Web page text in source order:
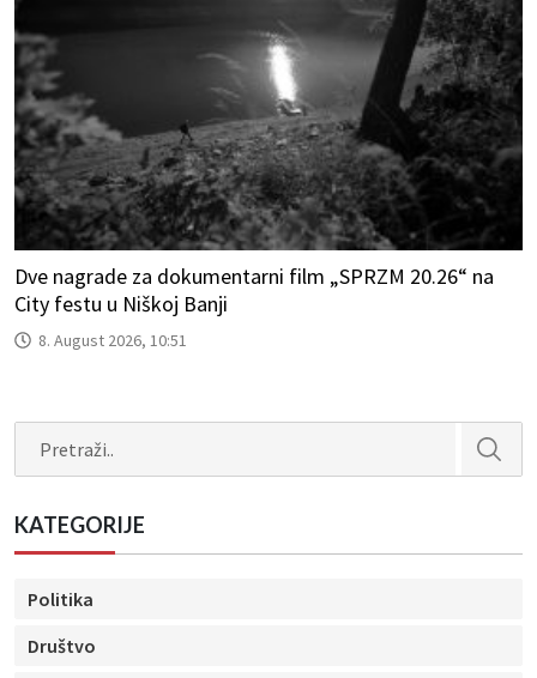
Dve nagrade za dokumentarni film „SPRZM 20.26“ na
City festu u Niškoj Banji
8. August 2026, 10:51
KATEGORIJE
Politika
Društvo